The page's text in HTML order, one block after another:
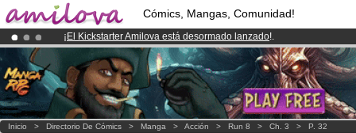
Cómics, Mangas, Comunidad!
¡ El Kickstarter Amilova está desormado lanzado!.
¡Conviertete en Premium por3.95 eurosal mes!Hazte Premium ya
¡Ya tenemos 100000miembrosy 1000 Cómics y Mangas!.
Inicio > Directorio De Cómics > Manga > Acción > Run 8 > Ch. 3 > P. 32